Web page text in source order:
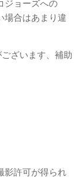
ジョーズへの
場合はあまり違
ございます、補助
影許可が得られ